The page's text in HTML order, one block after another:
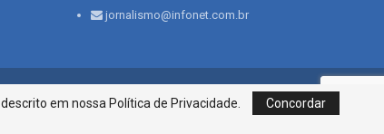
jornalismo@infonet.com.br
São José | Aracaju-SE, CEP 49015-030, Fone: 79.2106.8000 - CI
Centro de Informações LTDA
em nossa Política de Privacidade.
Concordar